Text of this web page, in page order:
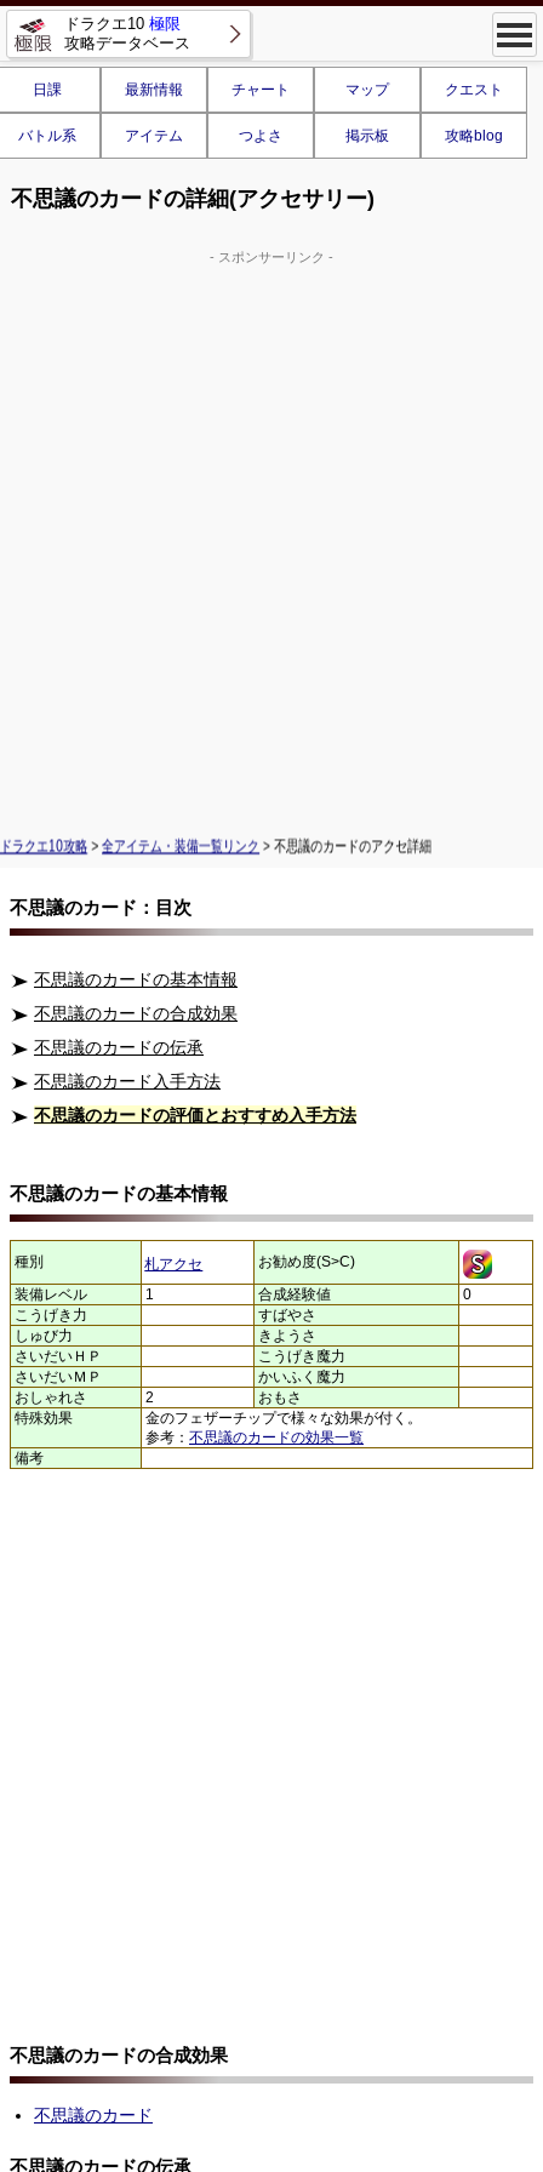
ドラクエ10 極限
攻略データベース
日課 最新情報 チャート マップ クエスト
バトル系 アイテム つよさ 掲示板 攻略blog
不思議のカードの詳細(アクセサリー)
- スポンサーリンク -
ドラクエ10攻略 > 全アイテム・装備一覧リンク > 不思議のカードのアクセ詳細
不思議のカード：目次
不思議のカードの基本情報
不思議のカードの合成効果
不思議のカードの伝承
不思議のカード入手方法
不思議のカードの評価とおすすめ入手方法
不思議のカードの基本情報
種別 札アクセ
お勧め度(S>C)
装備レベル
1 合成経験値
0
こうげき力
すばやさ
しゅび力
きようさ
さいだいＨＰ
こうげき魔力
さいだいＭＰ
かいふく魔力
おしゃれさ
2
おもさ
特殊効果
金のフェザーチップで様々な効果が付く。
参考： 不思議のカードの効果一覧
備考
不思議のカードの合成効果
不思議のカード
不思議のカードの伝承